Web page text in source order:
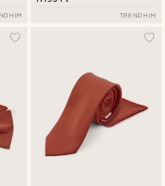
szett
TRENDHIM